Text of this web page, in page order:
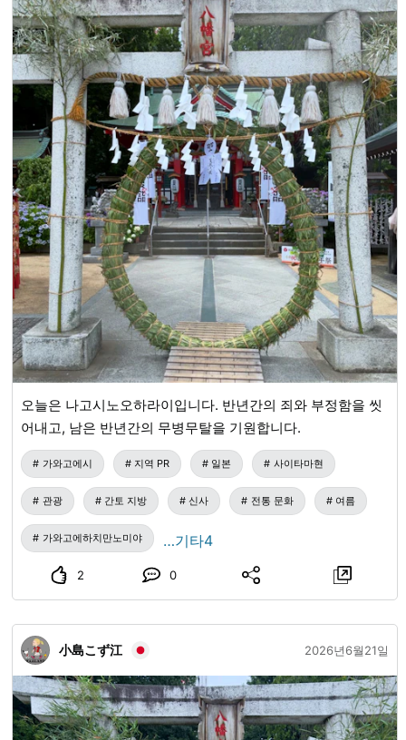
오늘은 나고시노오하라이입니다. 반년간의 죄와 부정함을 씻
어내고, 남은 반년간의 무병무탈을 기원합니다.
가와고에시 지역 PR 일본 사이타마현
관광 간토 지방 신사 전통 문화 여름
가와고에하치만노미야 …기타4
2 0
小島こず江 2026년6월21일